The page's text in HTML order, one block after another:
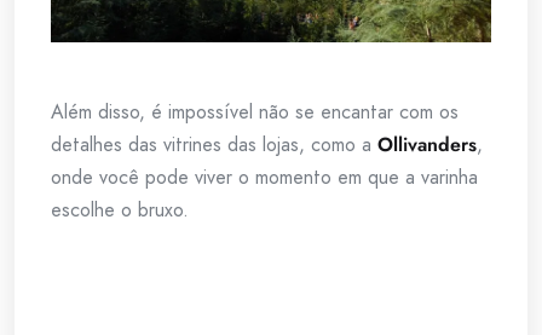
Além disso, é impossível não se encantar com os
detalhes das vitrines das lojas, como a Ollivanders,
onde você pode viver o momento em que a varinha
escolhe o bruxo.